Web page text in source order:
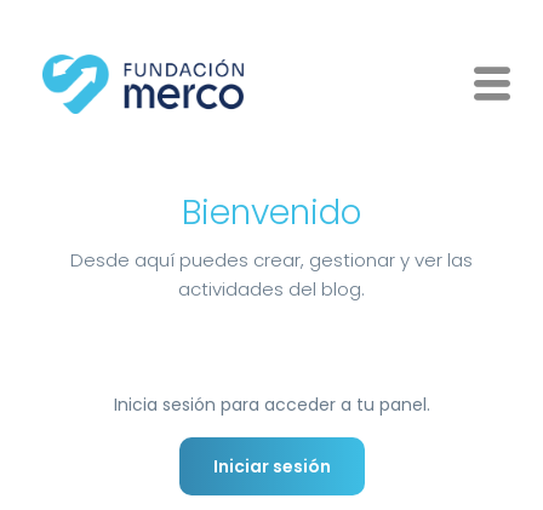
Bienvenido
Desde aquí puedes crear, gestionar y ver las
actividades del blog.
Inicia sesión para acceder a tu panel.
Iniciar sesión